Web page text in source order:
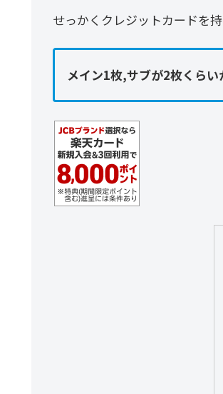
せっかくクレジットカードを
メイン1枚,サブが2枚くらい